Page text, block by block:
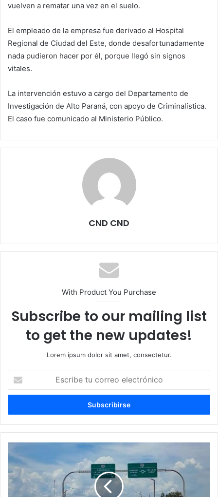
vuelven a rematar una vez en el suelo.
El empleado de la empresa fue derivado al Hospital
Regional de Ciudad del Este, donde desafortunadamente
nada pudieron hacer por él, porque llegó sin signos
vitales.
La intervención estuvo a cargo del Departamento de
Investigación de Alto Paraná, con apoyo de Criminalística.
El caso fue comunicado al Ministerio Público.
CND CND
With Product You Purchase
Subscribe to our mailing list
to get the new updates!
Lorem ipsum dolor sit amet, consectetur.
correo